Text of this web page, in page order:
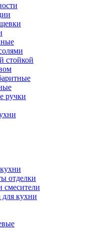
стойкой
ручки
отделки
для кухни